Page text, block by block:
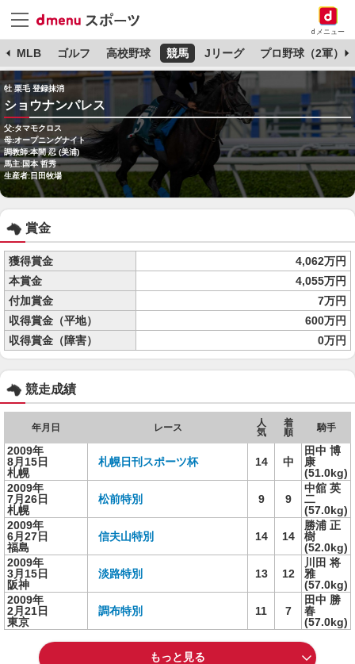
dメニュー
MLB ゴルフ 高校野球 競馬 Jリーグ プロ野球（2軍）
牡 栗毛 登録抹消
ショウナンパレス
父:タマモクロス
母:オープニングナイト
調教師:本間 忍 (美浦)
馬主:国本 哲秀
生産者:日田牧場
賞金
獲得賞金
4,062万円
本賞金
4,055万円
付加賞金
7万円
収得賞金（平地）
600万円
収得賞金（障害）
0万円
競走成績
年月日 レース
人
気
着
順
騎手
2009年
8月15日
札幌
札幌日刊スポーツ杯 14 中
田中 博
康
(51.0kg)
2009年
7月26日
札幌
松前特別 9 9
中舘 英
二
(57.0kg)
2009年
6月27日
福島
信夫山特別 14 14
勝浦 正
樹
(52.0kg)
2009年
3月15日
阪神
淡路特別 13 12
川田 将
雅
(57.0kg)
2009年
2月21日
東京
調布特別 11 7
田中 勝
春
(57.0kg)
もっと見る